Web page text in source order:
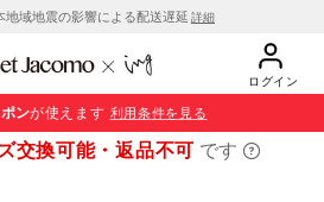
地域地震の影響による配送遅延 詳細
ログイン
ンが使えます 利用条件を見る
交換可能・返品不可 です